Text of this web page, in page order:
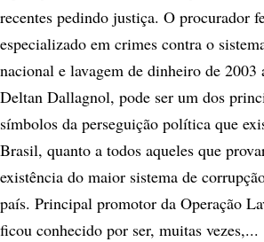
recentes pedindo justiça. O procurador
especializado em crimes contra o
nacional e lavagem de dinheiro de 2003
Deltan Dallagnol, pode ser um dos
símbolos da perseguição política que
Brasil, quanto a todos aqueles que
existência do maior sistema de
país. Principal promotor da Operação
ficou conhecido por ser, muitas vezes,...